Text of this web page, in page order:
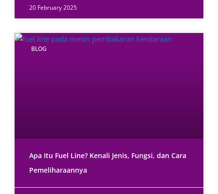
20 February 2025
BLOG
Apa Itu Fuel Line? Kenali Jenis, Fungsi, dan Cara
Pemeliharaannya